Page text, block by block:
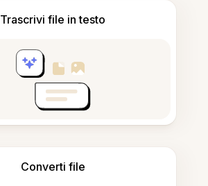
Trascrivi file in testo
Converti file